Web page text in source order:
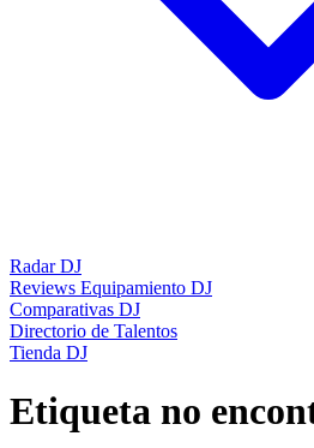
Radar DJ
Reviews Equipamiento DJ
Comparativas DJ
Directorio de Talentos
Tienda DJ
Etiqueta no